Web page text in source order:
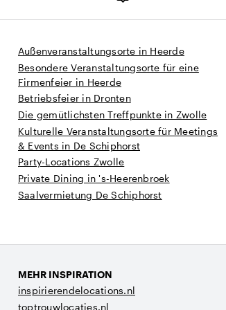
Kapazität
Außenveranstaltungsorte in Heerde
Besondere Veranstaltungsorte für eine
Firmenfeier in Heerde
Betriebsfeier in Dronten
Die gemütlichsten Treffpunkte in Zwolle
Kulturelle Veranstaltungsorte für Meetings
& Events in De Schiphorst
Party-Locations Zwolle
Private Dining in 's-Heerenbroek
Saalvermietung De Schiphorst
MEHR INSPIRATION
inspirierendelocations.nl
toptrouwlocaties.nl